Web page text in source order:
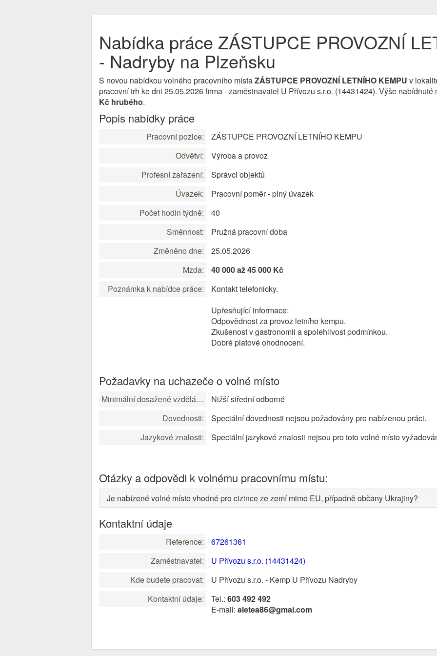
Nabídka práce ZÁSTUPCE PROVOZNÍ
- Nadryby na Plzeňsku
S novou nabídkou volného pracovního místaZÁSTUPCE PROVOZNÍ LETNÍHO KEMPU v
pracovní trh ke dni 25.05.2026 firma - zaměstnavatel U Přívozu s.r.o. (14431424). Výše
Kč hrubého.
Popis nabídky práce
Pracovní pozice:
ZÁSTUPCE PROVOZNÍ LETNÍHO KEMPU
Odvětví:
Výroba a provoz
Profesní zařazení:
Správci objektů
Úvazek:
Pracovní poměr - plný úvazek
Počet hodin týdně:
40
Směnnost:
Pružná pracovní doba
Změněno dne:
25.05.2026
Mzda:
40 000 až 45 000 Kč
Poznámka k nabídce práce:
Kontakt telefonicky.
Upřesňující informace:
Odpovědnost za provoz letního kempu.
Zkušenost v gastronomii a spolehlivost podmínkou.
Dobré platové ohodnocení.
Požadavky na uchazeče o volné místo
Minimální dosažené vzdělání:
Nižší střední odborné
Dovednosti:
Speciální dovednosti nejsou požadovány pro nabízenou práci.
Jazykové znalosti:
Speciální jazykové znalosti nejsou pro toto volné místo
Otázky a odpovědi k volnému pracovnímu místu:
Je nabízené volné místo vhodné pro cizince ze zemí mimo EU, případně občany Ukrajiny?
Kontaktní údaje
Reference:
67261361
Zaměstnavatel:
U Přívozu s.r.o. (14431424)
Kde budete pracovat:
U Přívozu s.r.o. - Kemp U Přívozu Nadryby
Kontaktní údaje:
Tel.: 603 492 492
E-mail: aletea86@gmai.com